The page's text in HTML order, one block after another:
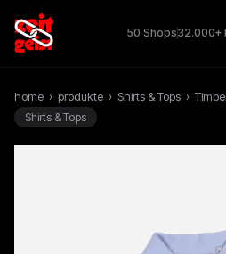
50 Shops32.000+
home › produkte › Shirts & Tops ›
Shirts & Tops